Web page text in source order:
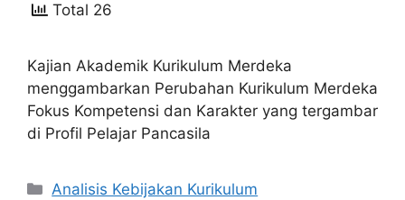
Total 26
Kajian Akademik Kurikulum Merdeka
menggambarkan Perubahan Kurikulum Merdeka
Fokus Kompetensi dan Karakter yang tergambar
di Profil Pelajar Pancasila
Kategori
Analisis Kebijakan Kurikulum